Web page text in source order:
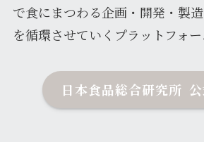
で食にまつわる企画・開発・製
を循環させていくプラットフォー
日本食品総合研究所 公